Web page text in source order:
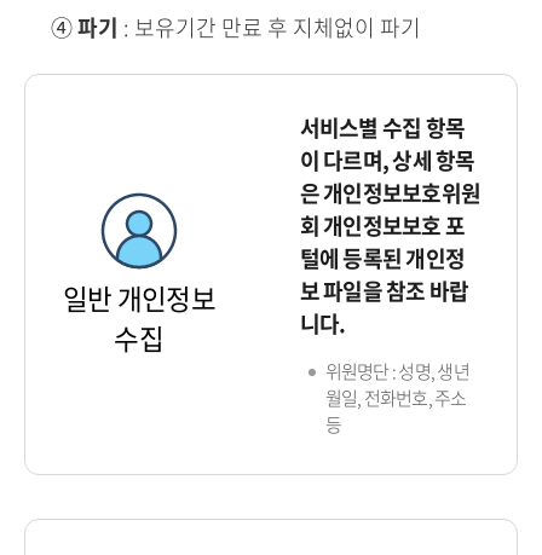
④파기 : 보유기간 만료 후 지체없이 파기
일반 개인정보
수집
서비스별 수집 항목
이 다르며, 상세 항목
은 개인정보보호위원
회 개인정보보호 포
털에 등록된 개인정
보 파일을 참조 바랍
니다.
위원명단 : 성명, 생년
월일, 전화번호, 주소
등